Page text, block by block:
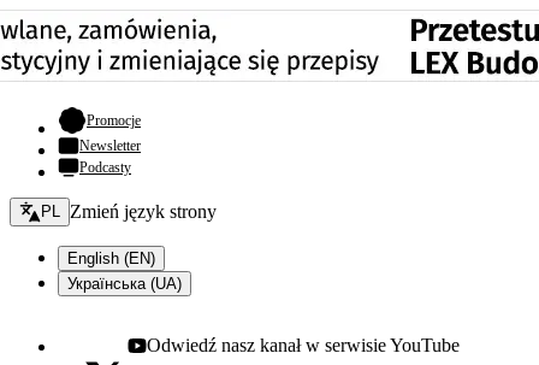
Promocje- otwiera się w nowej karcie
Newsletter
Podcasty
Zmień język - bieżący:
PL Zmień język strony
English (EN)
Українська (UA)
Youtube - otwiera się w nowej karcie
Odwiedź nasz kanał w serwisie YouTube